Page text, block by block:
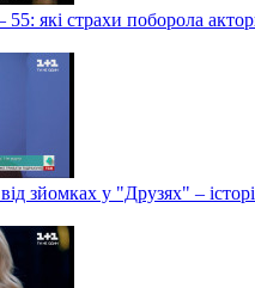
які страхи поборола
зйомках у "Друзях" –